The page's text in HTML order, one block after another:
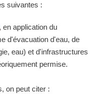
suivantes :
, en application du
d'évacuation d'eau, de
eau) et d'infrastructures
permise.
on peut citer :